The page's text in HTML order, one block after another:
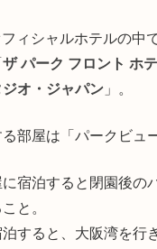
ィシャルホテルの中
ザ パーク フロント ホ
オ・ジャパン 」。
部屋は「パークビュ
宿泊すると閉園後の
と。
すると、大阪湾を行